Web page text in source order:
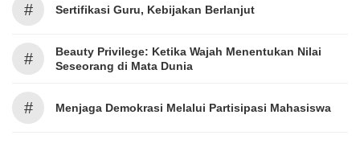
# Sertifikasi Guru, Kebijakan Berlanjut
#
Beauty Privilege: Ketika Wajah Menentukan Nilai
Seseorang di Mata Dunia
# Menjaga Demokrasi Melalui Partisipasi Mahasiswa